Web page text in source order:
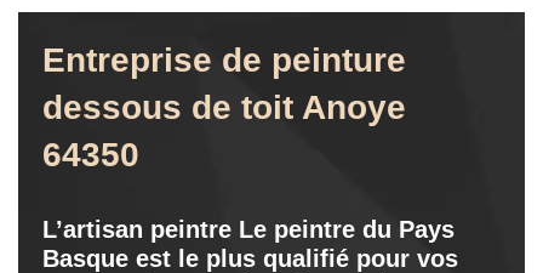
Entreprise de peinture
dessous de toit Anoye
64350
L’artisan peintre Le peintre du Pays
Basque est le plus qualifié pour vos